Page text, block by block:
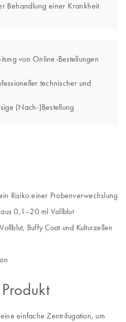
Behandlung einer Krankheit
von Online-Bestellungen
technischer und
(Nach-)Bestellung
Risiko einer Probenverwechslung
0,1–20 ml Vollblut
Buffy Coat und Kulturzellen
einfache Zentrifugation, um